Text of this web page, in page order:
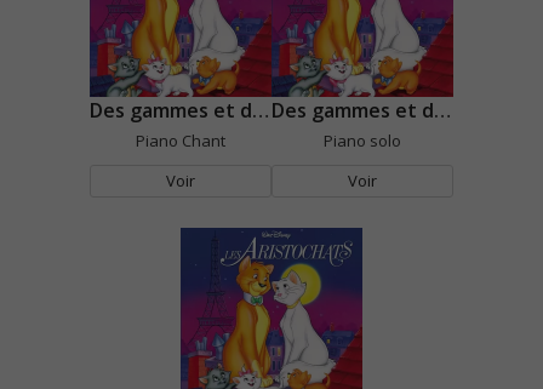
Des gammes et des arpèges
Piano Chant
Voir
Des gammes et des arpèges
Piano solo
Voir